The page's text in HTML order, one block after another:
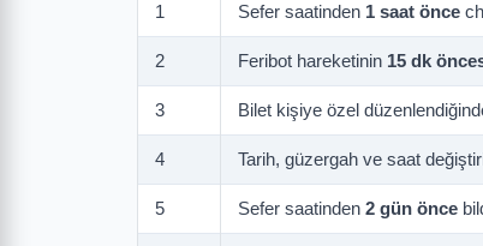
1 Sefer saatinden 1 saat önce
2 Feribot hareketinin 15 dk
3 Bilet kişiye özel
4 Tarih, güzergah ve saat
5 Sefer saatinden 2 gün önce